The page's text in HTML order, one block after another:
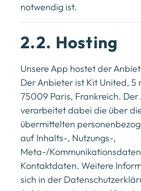
notwendig ist.
2.2. Hosting
Unsere App hostet der
Der Anbieter ist Kit United, 5
75009 Paris, Frankreich.
verarbeitet dabei die über
übermittelten
auf Inhalts-, Nutzungs-,
Meta-/
Kontaktdaten. Weitere
sich in der